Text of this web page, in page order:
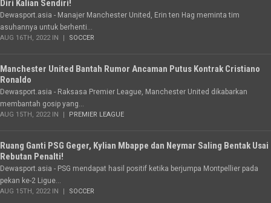
Diri Kalian Sendiri!
Dewasport.asia - Manajer Manchester United, Erin ten Hag meminta tim
asuhannya untuk berhenti...
AUG 16TH, 2022 IN SOCCER
Manchester United Bantah Rumor Ancaman Putus Kontrak Cristiano
Ronaldo
Dewasport.asia - Raksasa Premier League, Manchester United dikabarkan
membantah gosip yang...
AUG 15TH, 2022 IN PREMIER LEAGUE
Ruang Ganti PSG Geger, Kylian Mbappe dan Neymar Saling Bentak Usai
Rebutan Penalti!
Dewasport.asia - PSG mendapat hasil positif ketika berjumpa Montpellier pada
pekan ke-2 Ligue...
AUG 15TH, 2022 IN SOCCER